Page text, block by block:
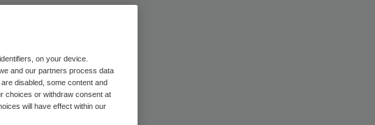
on your device.
and our partners process data
disabled, some content and
choices or withdraw consent at
will have effect within our